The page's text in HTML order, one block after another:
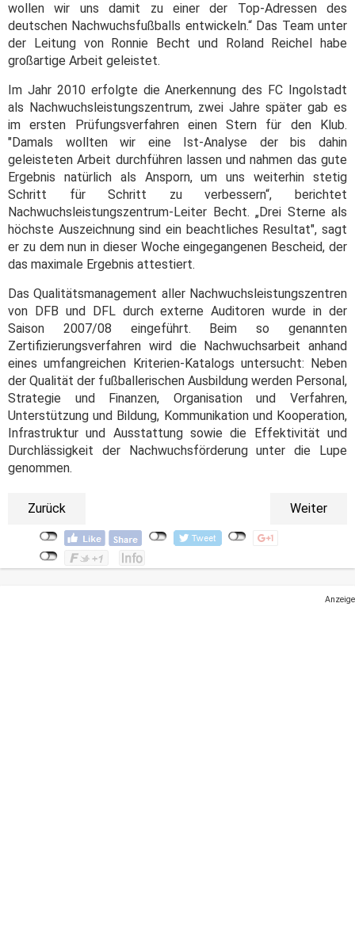
wollen wir uns damit zu einer der Top-Adressen des
deutschen Nachwuchsfußballs entwickeln.“ Das Team unter
der Leitung von Ronnie Becht und Roland Reichel habe
großartige Arbeit geleistet.
Im Jahr 2010 erfolgte die Anerkennung des FC Ingolstadt
als Nachwuchsleistungszentrum, zwei Jahre später gab es
im ersten Prüfungsverfahren einen Stern für den Klub.
"Damals wollten wir eine Ist-Analyse der bis dahin
geleisteten Arbeit durchführen lassen und nahmen das gute
Ergebnis natürlich als Ansporn, um uns weiterhin stetig
Schritt für Schritt zu verbessern“, berichtet
Nachwuchsleistungszentrum-Leiter Becht. „Drei Sterne als
höchste Auszeichnung sind ein beachtliches Resultat", sagt
er zu dem nun in dieser Woche eingegangenen Bescheid, der
das maximale Ergebnis attestiert.
Das Qualitätsmanagement aller Nachwuchsleistungszentren
von DFB und DFL durch externe Auditoren wurde in der
Saison 2007/08 eingeführt. Beim so genannten
Zertifizierungsverfahren wird die Nachwuchsarbeit anhand
eines umfangreichen Kriterien-Katalogs untersucht: Neben
der Qualität der fußballerischen Ausbildung werden Personal,
Strategie und Finanzen, Organisation und Verfahren,
Unterstützung und Bildung, Kommunikation und Kooperation,
Infrastruktur und Ausstattung sowie die Effektivität und
Durchlässigkeit der Nachwuchsförderung unter die Lupe
genommen.
Zurück Weiter
Anzeige